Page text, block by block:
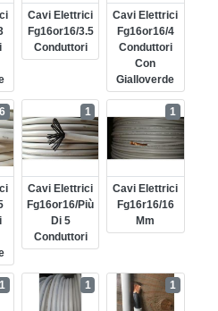
Cavi Elettrici
Fg16or16/3.5
Conduttori
Cavi Elettrici
Fg16or16/4
Conduttori
Con
Gialloverde
6
Cavi Elettrici
Fg16or16/più
Di 5
Conduttori
1
Cavi Elettrici
Fg16r16/16
Mm
1
1 1 1